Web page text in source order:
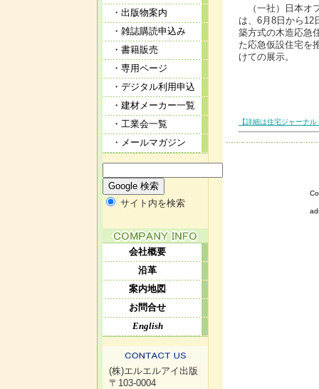
・出版物案内
・雑誌購読申込み
・書籍販売
・専用ページ
・デジタル利用申込
・建材メーカー一覧
・工業会一覧
・メールマガジン
サイト内を検索
会社概要
沿革
案内地図
お問合せ
English
(株)エルエルアイ出版
〒103-0004
（一社）日本オ
は、6月8日から12
築方式の木造応急
た応急仮設住宅を
けての展示。
【詳細は住宅ジャーナ